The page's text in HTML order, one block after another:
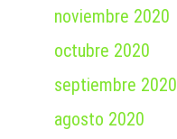
noviembre 2020
octubre 2020
septiembre 2020
agosto 2020